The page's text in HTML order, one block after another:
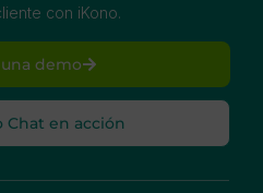
con iKono.
demo
Chat en acción